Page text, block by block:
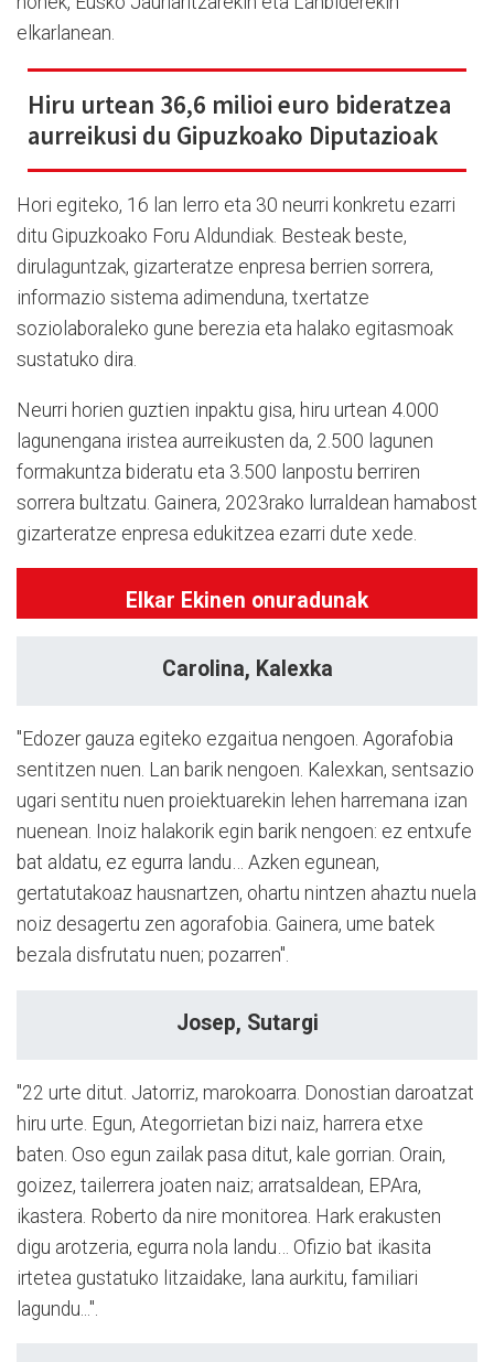
elkarlanean.
Hiru urtean 36,6 milioi euro bideratzea
aurreikusi du Gipuzkoako Diputazioak
Hori egiteko, 16 lan lerro eta 30 neurri konkretu ezarri
ditu Gipuzkoako Foru Aldundiak. Besteak beste,
dirulaguntzak, gizarteratze enpresa berrien sorrera,
informazio sistema adimenduna, txertatze
soziolaboraleko gune berezia eta halako egitasmoak
sustatuko dira.
Neurri horien guztien inpaktu gisa, hiru urtean 4.000
lagunengana iristea aurreikusten da, 2.500 lagunen
formakuntza bideratu eta 3.500 lanpostu berriren
sorrera bultzatu. Gainera, 2023rako lurraldean hamabost
gizarteratze enpresa edukitzea ezarri dute xede.
Elkar Ekinen onuradunak
Carolina, Kalexka
"Edozer gauza egiteko ezgaitua nengoen. Agorafobia
sentitzen nuen. Lan barik nengoen. Kalexkan, sentsazio
ugari sentitu nuen proiektuarekin lehen harremana izan
nuenean. Inoiz halakorik egin barik nengoen: ez entxufe
bat aldatu, ez egurra landu… Azken egunean,
gertatutakoaz hausnartzen, ohartu nintzen ahaztu nuela
noiz desagertu zen agorafobia. Gainera, ume batek
bezala disfrutatu nuen; pozarren".
Josep, Sutargi
"22 urte ditut. Jatorriz, marokoarra. Donostian daroatzat
hiru urte. Egun, Ategorrietan bizi naiz, harrera etxe
baten. Oso egun zailak pasa ditut, kale gorrian. Orain,
goizez, tailerrera joaten naiz; arratsaldean, EPAra,
ikastera. Roberto da nire monitorea. Hark erakusten
digu arotzeria, egurra nola landu… Ofizio bat ikasita
irtetea gustatuko litzaidake, lana aurkitu, familiari
lagundu...".